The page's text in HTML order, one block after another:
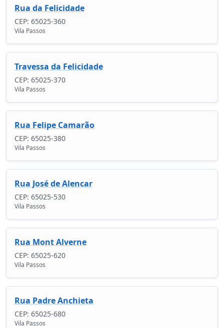
Rua da Felicidade
CEP: 65025-360
Vila Passos
Travessa da Felicidade
CEP: 65025-370
Vila Passos
Rua Felipe Camarão
CEP: 65025-380
Vila Passos
Rua José de Alencar
CEP: 65025-530
Vila Passos
Rua Mont Alverne
CEP: 65025-620
Vila Passos
Rua Padre Anchieta
CEP: 65025-680
Vila Passos